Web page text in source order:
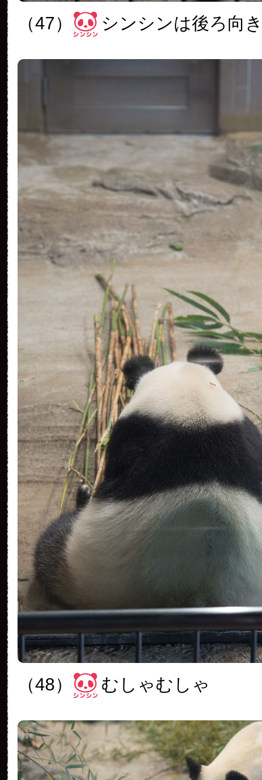
（47） シンシンは後ろ向
（48） むしゃむしゃ